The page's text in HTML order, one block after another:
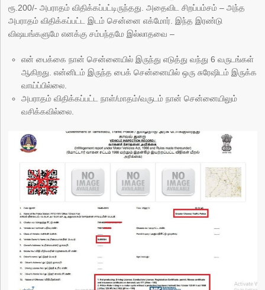
ரூ.200/- அபராதம் விதிக்கப்பட்டிருந்தது. அதைவிட சிறப்பம்சம் – அந்த
அபராதம் விதிக்கப்பட்ட இடம் சென்னை எக்மோர். இந்த இரண்டு
விஷயங்களுமே எனக்கு சம்பந்தமே இல்லாதவை –
என் பைக்கை நான் சென்னையில் இருந்து எடுத்து வந்து 6 வருடங்கள்
ஆகிறது. என்னிடம் இருந்த பைக் சென்னையில் ஒரு சுரேஷிடம் இருக்க
வாய்ப்பில்லை.
அபராதம் விதிக்கப்பட்ட நாள்/மாதம்/வருடம் நான் சென்னையிலும்
வசிக்கவில்லை.